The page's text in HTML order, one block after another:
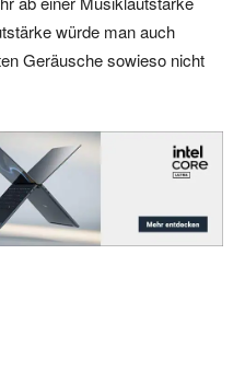
würde man auch
Geräusche sowieso nicht